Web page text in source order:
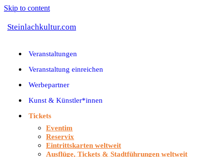
Skip to content
Steinlachkultur.com
Veranstaltungen
Veranstaltung einreichen
Werbepartner
Kunst & Künstler*innen
Tickets
Eventim
Reservix
Eintrittskarten weltweit
Ausflüge, Tickets & Stadtführungen weltweit